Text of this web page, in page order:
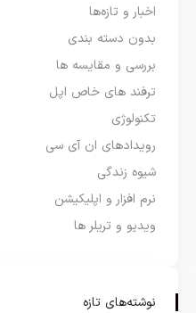
اخبار و تازه‌ها
بدون دسته بندی
بررسی و مقایسه ها
ترفند های خاص اپل
تکنولوژی
رویدادهای ان آی سی
شیوه زندگی
نرم افزار و اپلیکیشن
ویدیو و تریلر ها
نوشته‌های تازه